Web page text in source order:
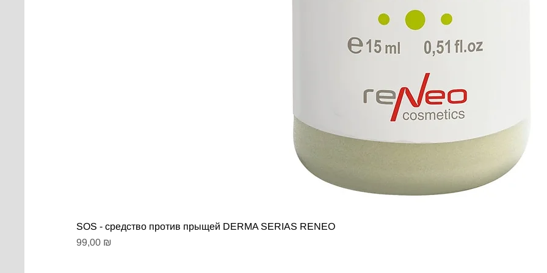
SOS - средство против прыщей DERMA SERIAS RENEO
Цена
99,00 ₪